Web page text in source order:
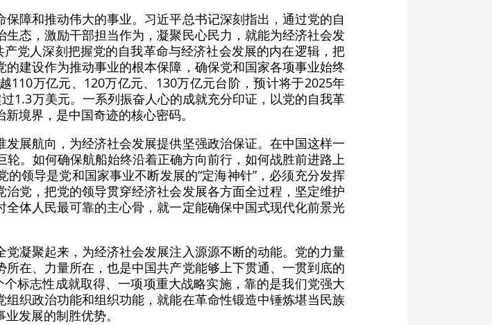
障和推动伟大的事业。习近平总书记深刻指出，通过党的自
态，激励干部担当作为，凝聚民心民力，就能为经济社会发
党人深刻把握党的自我革命与经济社会发展的内在逻辑，把
建设作为推动事业的根本保障，确保党和国家各项事业始终
110万亿元、120万亿元、130万亿元台阶，预计将于2025年
1.3万美元。一系列振奋人心的成就充分印证，以党的自我革
境界，是中国奇迹的核心密码。
展航向，为经济社会发展提供坚强政治保证。在中国这样一
。如何确保航船始终沿着正确方向前行，如何战胜前进路上
领导是党和国家事业不断发展的“定海神针”，必须充分发挥
党，把党的领导贯穿经济社会发展各方面全过程，坚定维护
体人民最可靠的主心骨，就一定能确保中国式现代化前景光
凝聚起来，为经济社会发展注入源源不断的动能。党的力量
在、力量所在，也是中国共产党能够上下贯通、一贯到底的
标志性成就取得、一项项重大战略实施，靠的是我们党强大
织政治功能和组织功能，就能在革命性锻造中锤炼堪当民族
发展的制胜优势。